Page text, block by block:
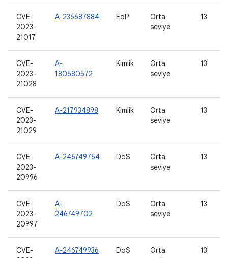
CVE-
2023-
21017
A-236687884 EoP
Orta
seviye
13
CVE-
2023-
21028
A-
180680572
Kimlik
Orta
seviye
13
CVE-
2023-
21029
A-217934898 Kimlik
Orta
seviye
13
CVE-
2023-
20996
A-246749764 DoS
Orta
seviye
13
CVE-
2023-
20997
A-
246749702
DoS
Orta
seviye
13
CVE-
A-246749936 DoS
Orta
13